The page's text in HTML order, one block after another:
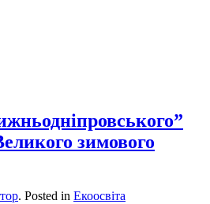
зимового
. Posted in Екоосвіта